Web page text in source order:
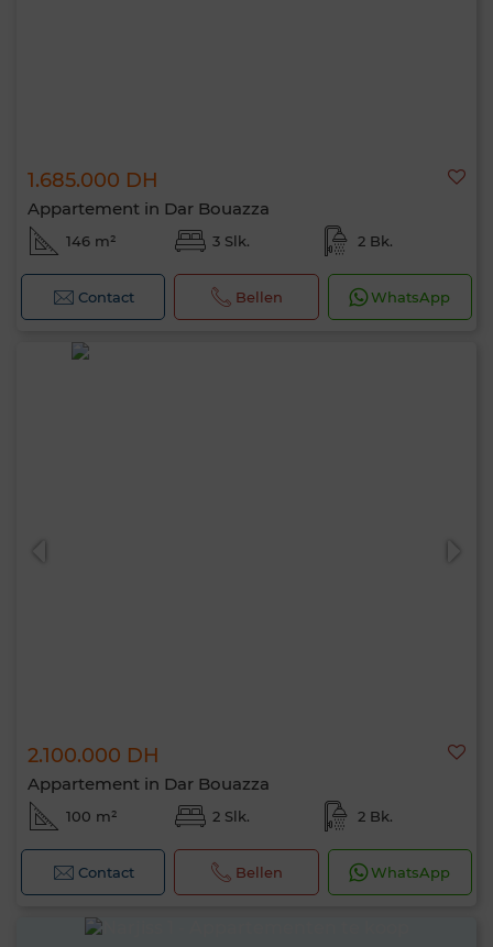
1.685.000 DH
Appartement in Dar Bouazza
146 m² 3 Slk. 2 Bk.
Contact Bellen WhatsApp
2.100.000 DH
Appartement in Dar Bouazza
100 m² 2 Slk. 2 Bk.
Contact Bellen WhatsApp